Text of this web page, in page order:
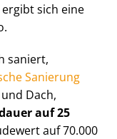
sich eine
saniert,
Sanierung
Dach,
auf 25
auf 70.000